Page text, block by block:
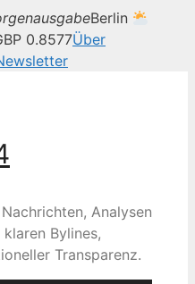
Berlin
0.8577Über
Analysen
Bylines,
Transparenz.